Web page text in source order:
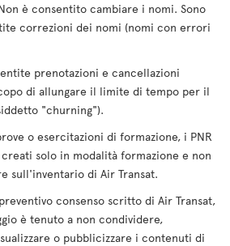
è consentito cambiare i nomi. Sono
correzioni dei nomi (nomi con errori
prenotazioni e cancellazioni
di allungare il limite di tempo per il
"churning").
o esercitazioni di formazione, i PNR
solo in modalità formazione e non
sull'inventario di Air Transat.
consenso scritto di Air Transat,
è tenuto a non condividere,
o pubblicizzare i contenuti di